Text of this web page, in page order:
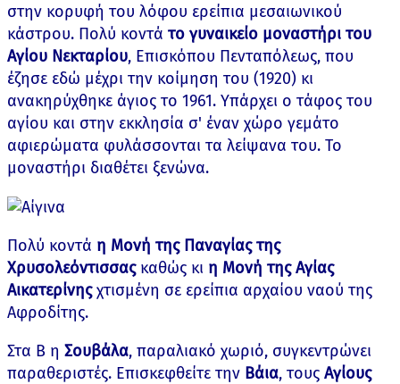
στην κορυφή του λόφου ερείπια μεσαιωνικού
κάστρου. Πολύ κοντά το γυναικείο μοναστήρι του
Αγίου Νεκταρίου, Επισκόπου Πενταπόλεως, που
έζησε εδώ μέχρι την κοίμηση του (1920) κι
ανακηρύχθηκε άγιος το 1961. Υπάρχει ο τάφος του
αγίου και στην εκκλησία σ' έναν χώρο γεμάτο
αφιερώματα φυλάσσονται τα λείψανα του. Το
μοναστήρι διαθέτει ξενώνα.
Πολύ κοντά η Μονή της Παναγίας της
Χρυσολεόντισσαςκαθώς κι η Μονή της Αγίας
Αικατερίνηςχτισμένη σε ερείπια αρχαίου ναού της
Αφροδίτης.
Στα Β η Σουβάλα, παραλιακό χωριό, συγκεντρώνει
παραθεριστές. Επισκεφθείτε την Βάια, τους Αγίους